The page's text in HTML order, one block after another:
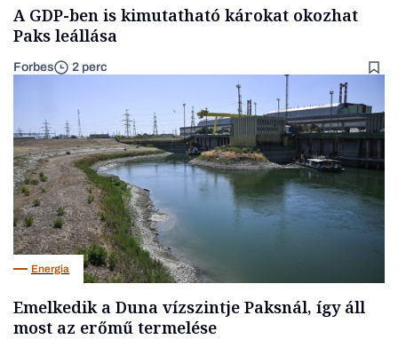
A GDP-ben is kimutatható károkat okozhat
Paks leállása
Forbes 2 perc
Energia
Emelkedik a Duna vízszintje Paksnál, így áll
most az erőmű termelése